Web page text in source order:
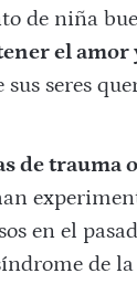
de niña
el amor
sus seres
de trauma
en el
de